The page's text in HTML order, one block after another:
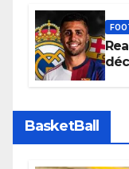
BasketBall